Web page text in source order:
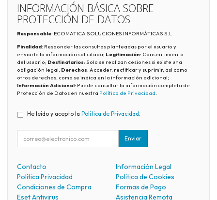
INFORMACIÓN BÁSICA SOBRE
PROTECCIÓN DE DATOS
Responsable: ECOMATICA SOLUCIONES INFORMÁTICAS S.L
Finalidad: Responder las consultas planteadas por el usuario y
enviarle la información solicitada; Legitimación: Consentimiento
del usuario; Destinatarios: Solo se realizan cesiones si existe una
obligación legal; Derechos: Acceder, rectificar y suprimir, así como
otros derechos, como se indica en la información adicional;
Información Adicional: Puede consultar la información completa de
Protección de Datos en nuestra Política de Privacidad
He leído y acepto la Política de Privacidad.
Enviar
Contacto
Información Legal
Política Privacidad
Política de Cookies
Condiciones de Compra
Formas de Pago
Eset Antivirus
Asistencia Remota